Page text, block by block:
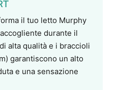
il tuo letto Murphy
durante il
alta qualità e i braccioli
garantiscono un alto
e una sensazione